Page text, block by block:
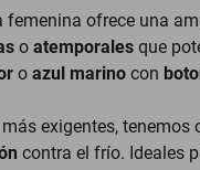
femenina ofrece una
o atemporales que
o azul marino con
exigentes, tenemos
contra el frío. Ideales